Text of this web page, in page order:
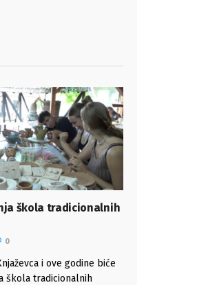
škola tradicionalnih
0
i ove godine biće
škola tradicionalnih